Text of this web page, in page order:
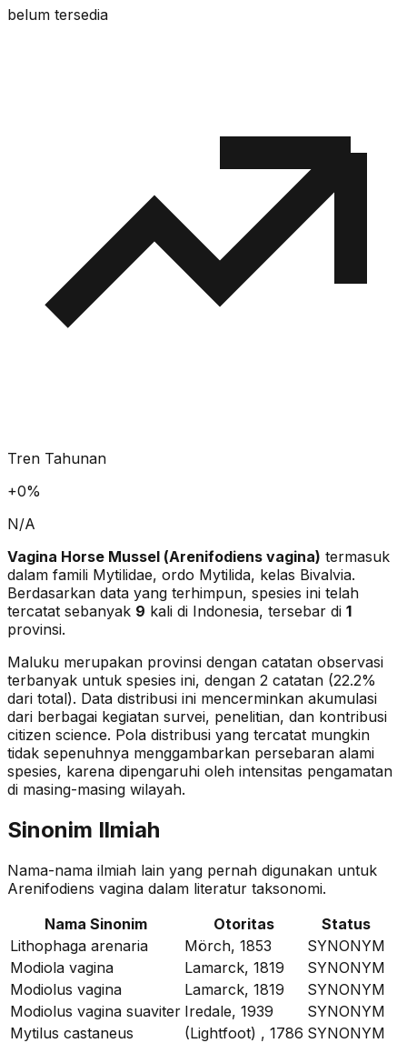
belum tersedia
Tren Tahunan
+0%
N/A
Vagina Horse Mussel (Arenifodiens vagina) termasuk
dalam famili Mytilidae, ordo Mytilida, kelas Bivalvia.
Berdasarkan data yang terhimpun, spesies ini telah
tercatat sebanyak 9 kali di Indonesia, tersebar di 1
provinsi.
Maluku merupakan provinsi dengan catatan observasi
terbanyak untuk spesies ini, dengan 2 catatan (22.2%
dari total). Data distribusi ini mencerminkan akumulasi
dari berbagai kegiatan survei, penelitian, dan kontribusi
citizen science. Pola distribusi yang tercatat mungkin
tidak sepenuhnya menggambarkan persebaran alami
spesies, karena dipengaruhi oleh intensitas pengamatan
di masing-masing wilayah.
Sinonim Ilmiah
Nama-nama ilmiah lain yang pernah digunakan untuk
Arenifodiens vagina dalam literatur taksonomi.
Nama Sinonim
Otoritas
Status
Lithophaga arenaria
Mörch, 1853
SYNONYM
Modiola vagina
Lamarck, 1819
SYNONYM
Modiolus vagina
Lamarck, 1819
SYNONYM
Modiolus vagina suaviter Iredale, 1939
SYNONYM
Mytilus castaneus
(Lightfoot) , 1786 SYNONYM